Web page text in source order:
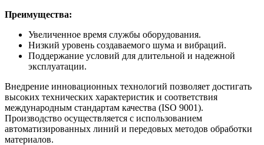
Преимущества:
Увеличенное время службы оборудования.
Низкий уровень создаваемого шума и вибраций.
Поддержание условий для длительной и надежной
эксплуатации.
Внедрение инновационных технологий позволяет достигать
высоких технических характеристик и соответствия
международным стандартам качества (ISO 9001).
Производство осуществляется с использованием
автоматизированных линий и передовых методов обработки
материалов.